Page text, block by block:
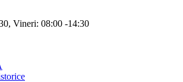
Vineri: 08:00 -14:30